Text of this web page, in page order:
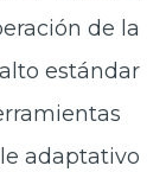
de la
estándar
adaptativo